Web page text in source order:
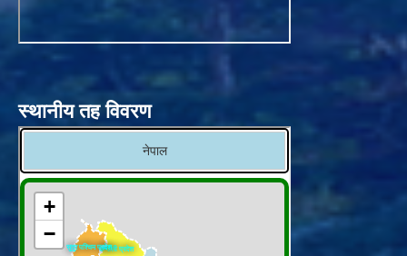
स्थानीय तह विवरण